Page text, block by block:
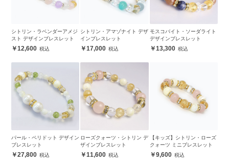
シトリン・ラベンダーアメジ
スト デザインブレスレット
12,600
シトリン・アマゾナイト デザ
インブレスレット
17,000
モスコバイト・ソーダライト
デザインブレスレット
13,300
パール・ペリドット デザイン
ブレスレット
27,800
ローズクォーツ・シトリン デ
ザインブレスレット
11,600
【キッズ】シトリン・ローズ
クォーツ ミニブレスレット
9,600